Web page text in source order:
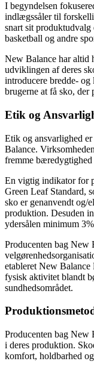
I begyndelsen
indlægssåler til
snart sit
basketball og andre
New Balance har altid
udviklingen af deres
introducere bredde-
brugerne at få sko, der
Etik og
Etik og ansvarlighed
Balance.
fremme
En vigtig indikator for
Green Leaf Standard,
sko er genanvendt og/
produktion. Desuden
ydersålen minimum
Producenten bag New
etableret New Balance
fysisk aktivitet blandt
sundhedsområdet.
Producenten bag
i deres produktion.
komfort, holdbarhed